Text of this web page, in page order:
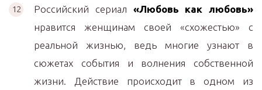
Российский сериал «Любовь как любовь»
нравится женщинам своей «схожестью» с
реальной жизнью, ведь многие узнают в
сюжетах события и волнения собственной
жизни. Действие происходит в одном из